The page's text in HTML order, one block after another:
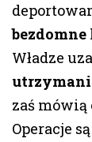
bezdomne
Władze
zaś mówią
Operacje